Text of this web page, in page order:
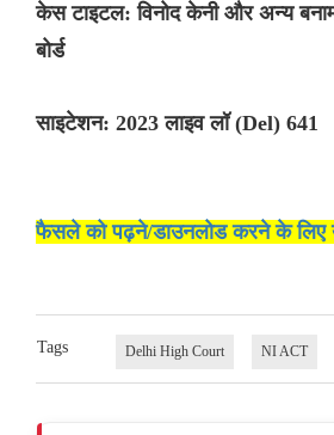
केस टाइटल: विनोद केनी और अन्य बनाम
बोर्ड
साइटेशन: 2023 लाइव लॉ (Del) 641
फैसले को पढ़ने/डाउनलोड करने के लिए
Tags Delhi High Court NI ACT